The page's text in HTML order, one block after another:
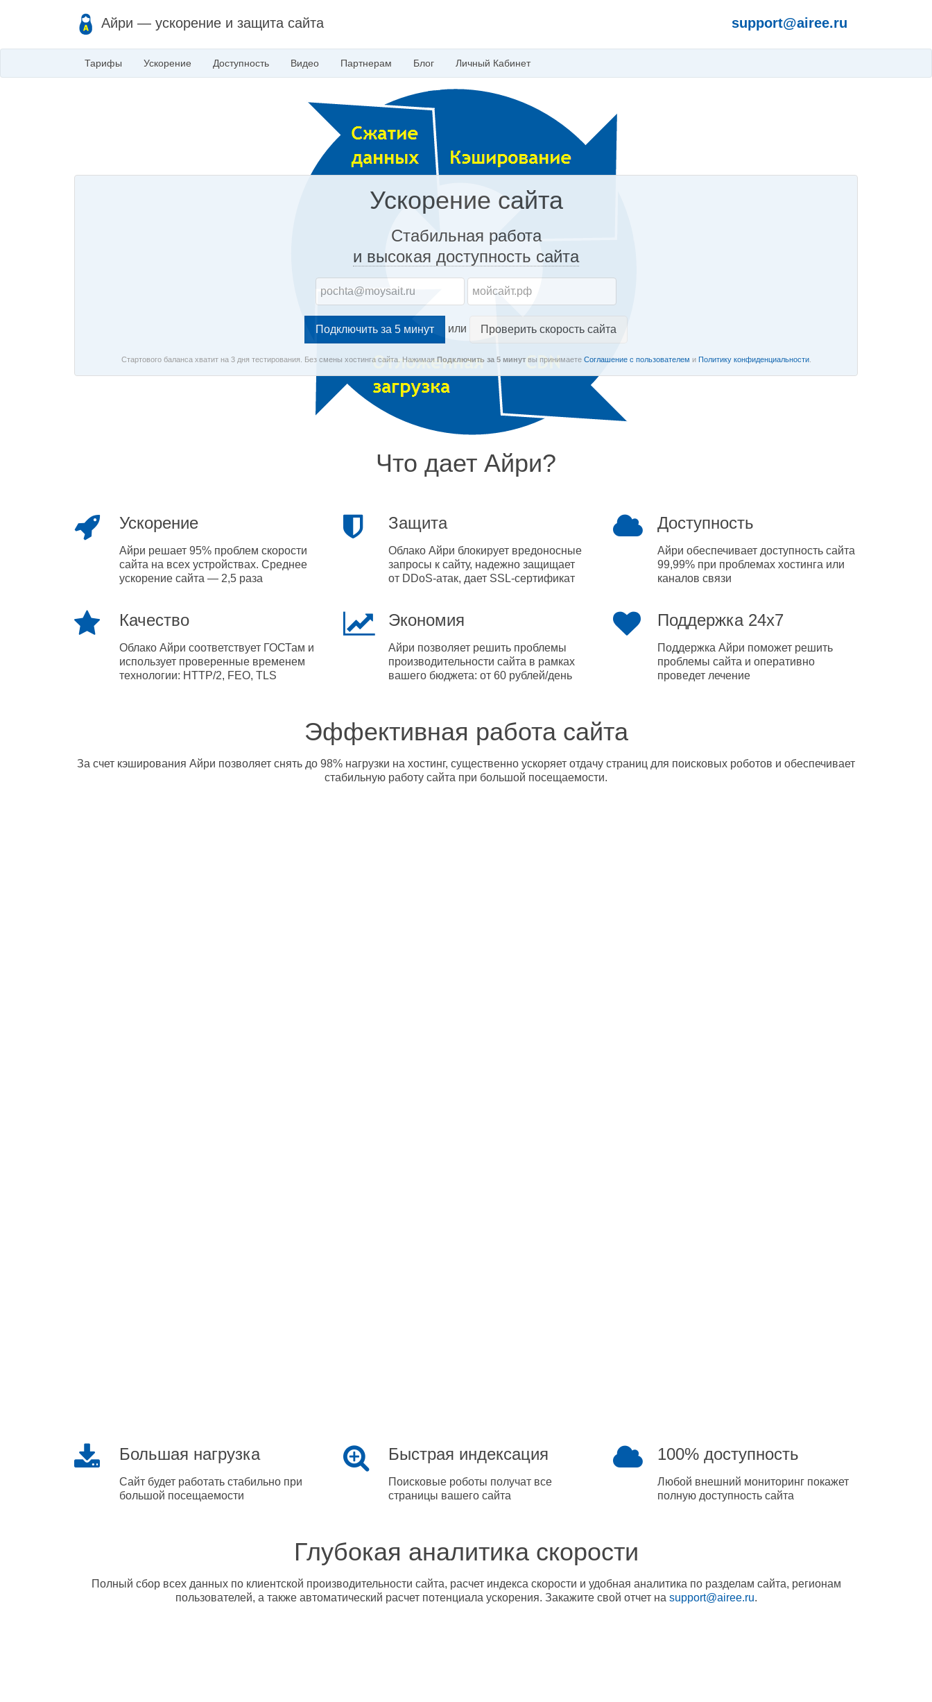
Айри — ускорение и защита сайта support@airee.ru
Тарифы Ускорение Доступность Видео Партнерам Блог Личный Кабинет
Ускорение сайта
Стабильная работа
и высокая доступность сайта
или Проверить скорость сайта
Стартового баланса хватит на 3 дня тестирования. Без смены хостинга сайта. Нажимая Подключить за 5 минутвы принимаете Соглашение с пользователем и Политику конфиденциальности.
Что дает Айри?
Ускорение
Айри решает 95% проблем скорости
сайта на всех устройствах. Среднее
ускорение сайта — 2,5 раза
Защита
Облако Айри блокирует вредоносные
запросы к сайту, надежно защищает
от DDoS-атак, дает SSL-сертификат
Доступность
Айри обеспечивает доступность сайта
99,99% при проблемах хостинга или
каналов связи
Качество
Облако Айри соответствует ГОСТам и
использует проверенные временем
технологии: HTTP/2, FEO, TLS
Экономия
Айри позволяет решить проблемы
производительности сайта в рамках
вашего бюджета: от 60 рублей/день
Поддержка 24x7
Поддержка Айри поможет решить
проблемы сайта и оперативно
проведет лечение
Эффективная работа сайта
За счет кэширования Айри позволяет снять до 98% нагрузки на хостинг, существенно ускоряет отдачу страниц для поисковых роботов и обеспечивает
стабильную работу сайта при большой посещаемости.
Большая нагрузка
Сайт будет работать стабильно при
большой посещаемости
Быстрая индексация
Поисковые роботы получат все
страницы вашего сайта
100% доступность
Любой внешний мониторинг покажет
полную доступность сайта
Глубокая аналитика скорости
Полный сбор всех данных по клиентской производительности сайта, расчет индекса скорости и удобная аналитика по разделам сайта, регионам
пользователей, а также автоматический расчет потенциала ускорения. Закажите свой отчет на support@airee.ru.